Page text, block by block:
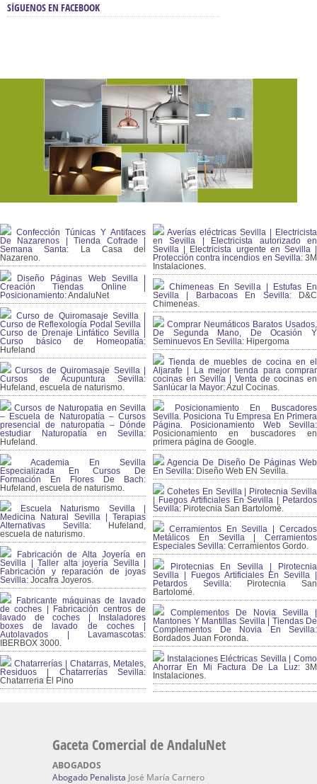
SÍGUENOS EN FACEBOOK
Confección Túnicas Y Antifaces
De Nazarenos | Tienda Cofrade |
Semana Santa: La Casa del
Nazareno.
Diseño Páginas Web Sevilla |
Creación Tiendas Online |
Posicionamiento:AndaluNet
Curso de Quiromasaje Sevilla |
Curso de Reflexología Podal Sevilla |
Curso de Drenaje Linfático Sevilla |
Curso básico de Homeopatía:
Hufeland
Cursos de Quiromasaje Sevilla |
Cursos de Acupuntura Sevilla:
Hufeland, escuela de naturismo.
Cursos de Naturopatia en Sevilla
– Escuela de Naturopatía – Cursos
presencial de naturopatía – Dónde
estudiar Naturopatía en Sevilla:
Hufeland.
Academia En Sevilla
Especializada En Cursos De
Formación En Flores De Bach:
Hufeland, escuela de naturismo.
Escuela Naturismo Sevilla |
Medicina Natural Sevilla | Terapias
Alternativas Sevilla: Hufeland,
escuela de naturismo.
Fabricación de Alta Joyería en
Sevilla | Taller alta joyería Sevilla |
Fabricación y reparación de joyas
Sevilla: Jocafra Joyeros.
Fabricante máquinas de lavado
de coches | Fabricación centros de
lavado de coches | Instaladores
boxes de lavado de coches |
Autolavados | Lavamascotas:
IBERBOX 3000.
Chatarrerías | Chatarras, Metales,
Residuos | Chatarrerías Sevilla:
Chatarreria El Pino
Averías eléctricas Sevilla | Electricista
en Sevilla | Electricista autorizado en
Sevilla | Electricista urgente en Sevilla |
Protección contra incendios en Sevilla:3M
Instalaciones.
Chimeneas En Sevilla | Estufas En
Sevilla | Barbacoas En Sevilla:D&C
Chimeneas.
Comprar Neumáticos Baratos Usados,
De Segunda Mano, De Ocasión Y
Seminuevos En Sevilla: Hipergoma
Tienda de muebles de cocina en el
Aljarafe | La mejor tienda para comprar
cocinas en Sevilla | Venta de cocinas en
Sanlúcar la Mayor:Azul Cocinas.
Posicionamiento En Buscadores
Sevilla. Posiciona Tu Empresa En Primera
Página. Posicionamiento Web Sevilla:
Posicionamiento en buscadores en
primera página de Google.
Agencia De Diseño De Páginas Web
En Sevilla: Diseño Web EN Sevilla.
Cohetes En Sevilla | Pirotecnia Sevilla
| Fuegos Artificiales En Sevilla | Petardos
Sevilla: Pirotecnia San Bartolomé.
Cerramientos En Sevilla | Cercados
Metálicos En Sevilla | Cerramientos
Especiales Sevilla: Cerramientos Gordo.
Pirotecnias En Sevilla | Pirotecnia
Sevilla | Fuegos Artificiales En Sevilla |
Petardos Sevilla: Pirotecnia San
Bartolomé.
Complementos De Novia Sevilla |
Mantones Y Mantillas Sevilla | Tiendas De
Complementos De Novia En Sevilla:
Bordados Juan Foronda.
Instalaciones Eléctricas Sevilla | Como
Ahorrar En Mi Factura De La Luz:3M
Instalaciones.
Gaceta Comercial de AndaluNet
ABOGADOS
Abogado Penalista José María Carnero